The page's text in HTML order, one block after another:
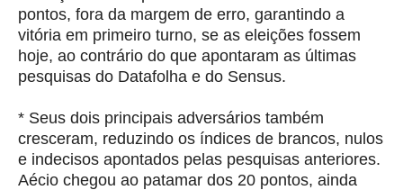
pontos, fora da margem de erro, garantindo a
vitória em primeiro turno, se as eleições fossem
hoje, ao contrário do que apontaram as últimas
pesquisas do Datafolha e do Sensus.
* Seus dois principais adversários também
cresceram, reduzindo os índices de brancos, nulos
e indecisos apontados pelas pesquisas anteriores.
Aécio chegou ao patamar dos 20 pontos, ainda